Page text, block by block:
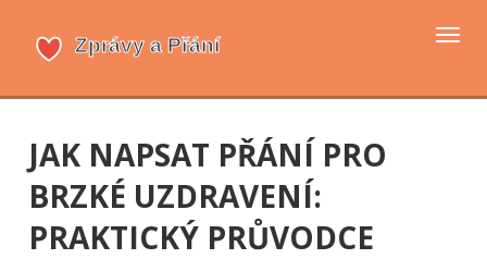
JAK NAPSAT PŘÁNÍ PRO
BRZKÉ UZDRAVENÍ:
PRAKTICKÝ PRŮVODCE